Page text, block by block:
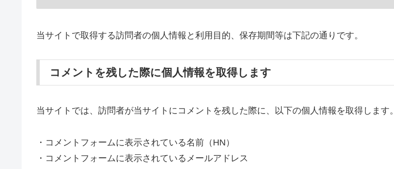
当サイトで取得する訪問者の個人情報と利用目的、保存期間等は下記の通りです。
コメントを残した際に個人情報を取得します
当サイトでは、訪問者が当サイトにコメントを残した際に、以下の個人情報を取得します。
・コメントフォームに表示されている名前（HN）
・コメントフォームに表示されているメールアドレス